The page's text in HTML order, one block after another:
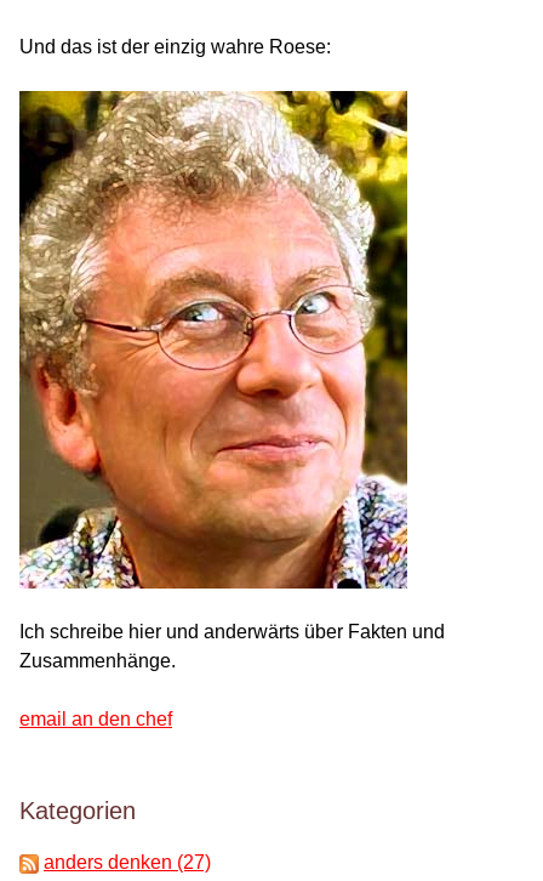
Und das ist der einzig wahre Roese:
Ich schreibe hier und anderwärts über Fakten und
Zusammenhänge.
email an den chef
Kategorien
anders denken (27)